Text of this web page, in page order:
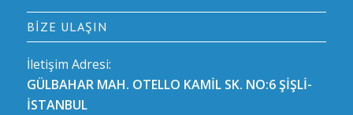
BIZE ULAŞIN
İletişim Adresi:
GÜLBAHAR MAH. OTELLO KAMİL SK. NO:6 ŞİŞLİ-
İSTANBUL